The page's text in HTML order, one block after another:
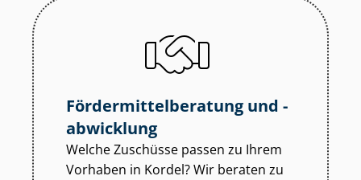
För­der­mit­tel­be­ra­tung und -
abwicklung
Welche Zuschüsse passen zu Ihrem
Vorhaben in Kordel? Wir beraten zu